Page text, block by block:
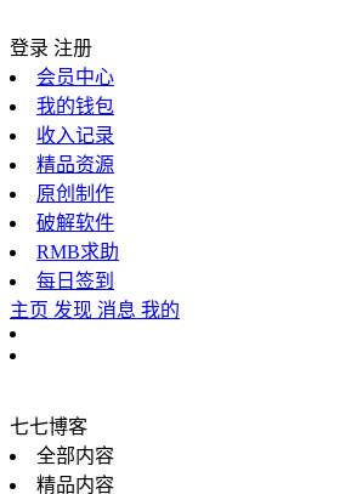
登录 注册
会员中心
我的钱包
收入记录
精品资源
原创制作
破解软件
RMB求助
每日签到
主页 发现 消息 我的
七七博客
全部内容
精品内容